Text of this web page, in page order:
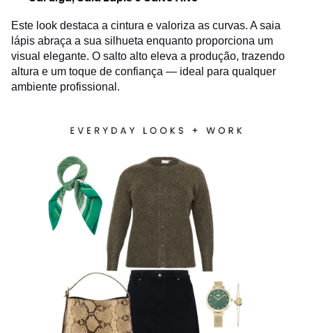
Este look destaca a cintura e valoriza as curvas. A saia
lápis abraça a sua silhueta enquanto proporciona um
visual elegante. O salto alto eleva a produção, trazendo
altura e um toque de confiança — ideal para qualquer
ambiente profissional.